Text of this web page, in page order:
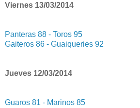
Viernes 13/03/2014
Panteras 88 - Toros 95
Gaiteros 86 - Guaiqueries 92
Jueves 12/03/2014
Guaros 81 - Marinos 85